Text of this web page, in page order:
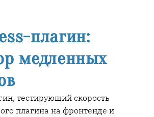
плагин:
медленных
тестирующий скорость
плагина на фронтенде и